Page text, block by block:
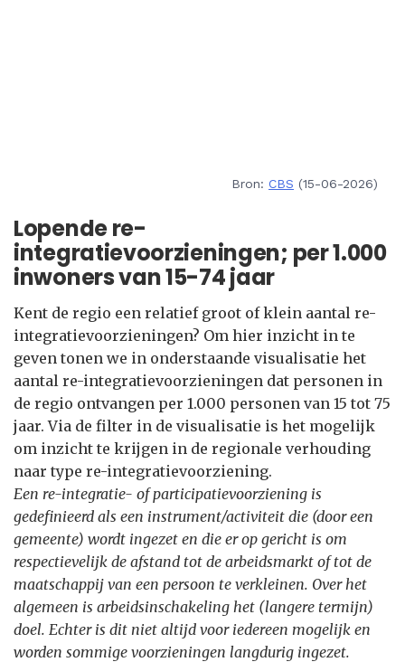
Bron: CBS (15-06-2026)
Lopende re-
integratievoorzieningen; per 1.000
inwoners van 15-74 jaar
Kent de regio een relatief groot of klein aantal re-
integratievoorzieningen? Om hier inzicht in te
geven tonen we in onderstaande visualisatie het
aantal re-integratievoorzieningen dat personen in
de regio ontvangen per 1.000 personen van 15 tot 75
jaar. Via de filter in de visualisatie is het mogelijk
om inzicht te krijgen in de regionale verhouding
naar type re-integratievoorziening.
Een re-integratie- of participatievoorziening is
gedefinieerd als een instrument/activiteit die (door een
gemeente) wordt ingezet en die er op gericht is om
respectievelijk de afstand tot de arbeidsmarkt of tot de
maatschappij van een persoon te verkleinen. Over het
algemeen is arbeidsinschakeling het (langere termijn)
doel. Echter is dit niet altijd voor iedereen mogelijk en
worden sommige voorzieningen langdurig ingezet.